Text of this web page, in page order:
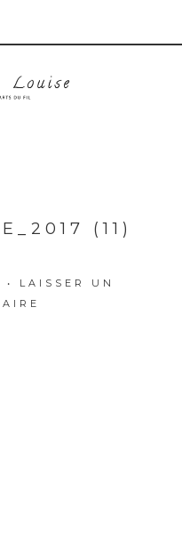
(11)
• LAISSER UN